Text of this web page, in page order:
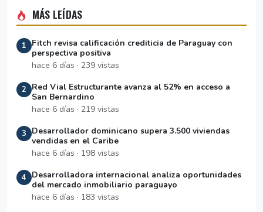
MÁS LEÍDAS
1
Fitch revisa calificación crediticia de Paraguay con
perspectiva positiva
hace 6 días · 239 vistas
2
Red Vial Estructurante avanza al 52% en acceso a
San Bernardino
hace 6 días · 219 vistas
3
Desarrollador dominicano supera 3.500 viviendas
vendidas en el Caribe
hace 6 días · 198 vistas
4
Desarrolladora internacional analiza oportunidades
del mercado inmobiliario paraguayo
hace 6 días · 183 vistas